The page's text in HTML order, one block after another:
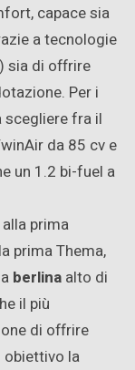
capace sia
a tecnologie
sia di offrire
Per i
scegliere fra il
da 85 cv e
un 1.2 bi-fuel a
prima
prima Thema,
berlina alto di
il più
di offrire
obiettivo la